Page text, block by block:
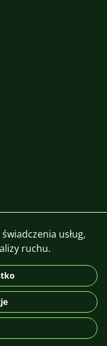
DE
© 2026 For Aquarist
usług,
ruchu.